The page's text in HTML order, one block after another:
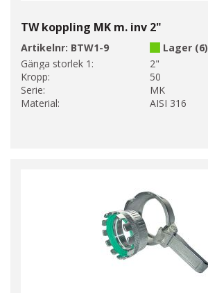
TW koppling MK m. inv 2"
Artikelnr: BTW1-9
Lager (6)
Gänga storlek 1:
2"
Kropp:
50
Serie:
MK
Material:
AISI 316